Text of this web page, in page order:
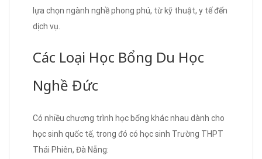
lựa chọn ngành nghề phong phú, từ kỹ thuật, y tế đến
dịch vụ.
Các Loại Học Bổng Du Học
Nghề Đức
Có nhiều chương trình học bổng khác nhau dành cho
học sinh quốc tế, trong đó có học sinh Trường THPT
Thái Phiên, Đà Nẵng: